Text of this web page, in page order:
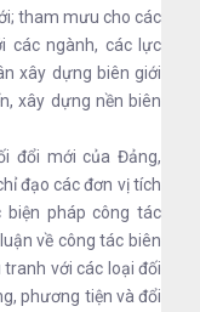
tham mưu cho các
các ngành, các lực
xây dựng biên giới
xây dựng nền biên
đổi mới của Đảng,
đạo các đơn vị tích
biện pháp công tác
về công tác biên
với các loại đối
phương tiện và đổi